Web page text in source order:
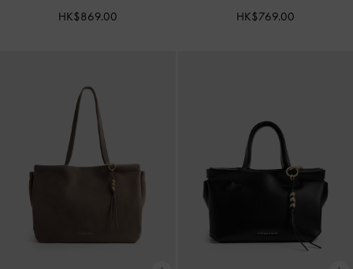
HK$869.00 HK$769.00